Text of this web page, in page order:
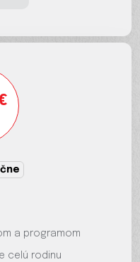
a programom
celú rodinu